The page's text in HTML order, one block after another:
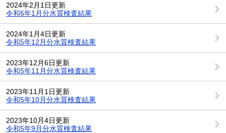
2024年2月1日更新
令和6年1月分水質検査結果
2024年1月4日更新
令和5年12月分水質検査結果
2023年12月6日更新
令和5年11月分水質検査結果
2023年11月1日更新
令和5年10月分水質検査結果
2023年10月4日更新
令和5年9月分水質検査結果